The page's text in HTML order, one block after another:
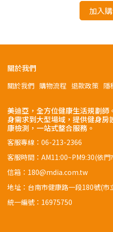
加入
關於我們
關於我們 購物流程 退款政策 隱
美迪亞，全方位健康生活規劃師
身需求到大型場域，提供健身房
康檢測，一站式整合服務。
客服專線：06-213-2366
客服時間：AM11:00~PM9:30(依門
信箱：180@mdia.com.tw
地址：台南市健康路一段180號(市
統一編號：16975750